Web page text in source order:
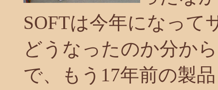
SOFTは今年になって
どうなったのか分か
で、もう17年前の製